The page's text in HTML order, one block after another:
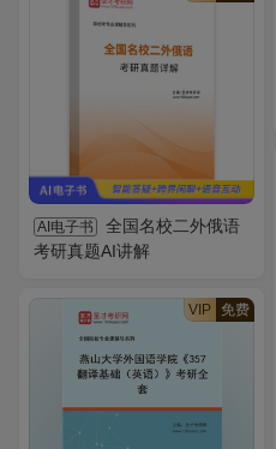
AI电子书
全国名校二外俄语
考研真题AI讲解
VIP 免费